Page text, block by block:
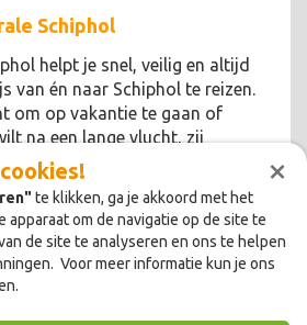
×
te klikken, ga je akkoord met het
apparaat om de navigatie op de site te
de site te analyseren en ons te helpen
Voor meer informatie kun je ons
Schiphol
helpt je snel, veilig en altijd
van én naar Schiphol te reizen.
om op vakantie te gaan of
na een lange vlucht, zij
zijn 24/7 bereikbaar.